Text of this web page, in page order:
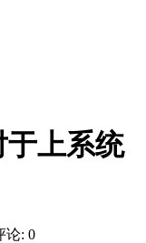
上系统
论: 0